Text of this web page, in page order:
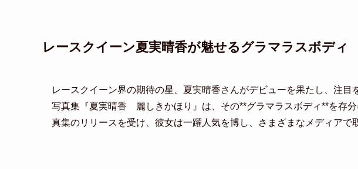
レースクイーン夏実晴香が魅せるグラマラスボディ
レースクイーン界の期待の星、夏実晴香さんがデビューを果たし、注
写真集『夏実晴香 麗しきかほり』は、その**グラマラスボディ**を存
真集のリリースを受け、彼女は一躍人気を博し、さまざまなメディアで